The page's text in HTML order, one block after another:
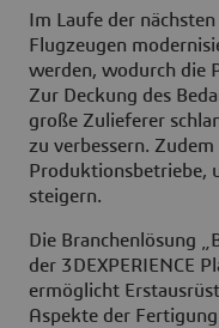
Im Laufe der
Flugzeugen
werden, wodurch die
Zur Deckung des
große Zulieferer
zu verbessern.
Produktionsbetriebe,
steigern.
Die Branchenlösung
der 3DEXPERIENCE
ermöglicht
Aspekte der